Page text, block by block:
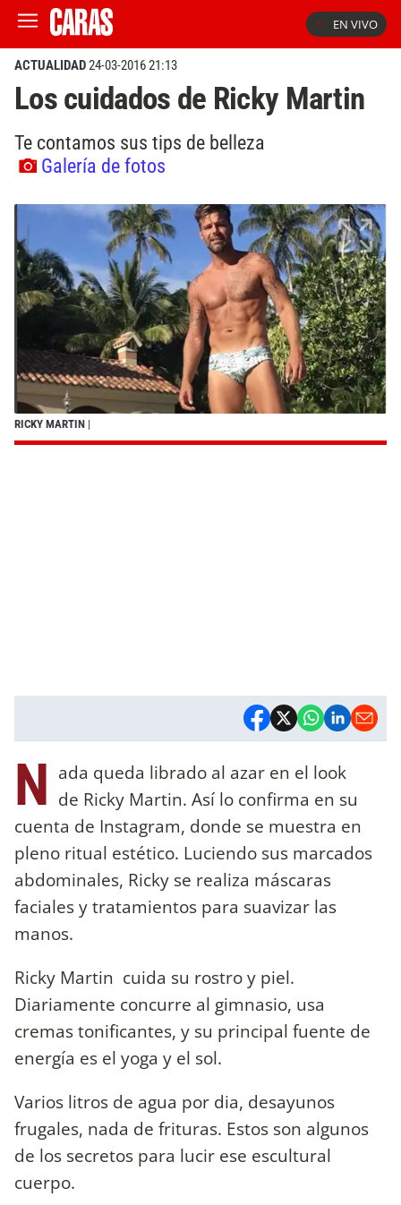
EN VIVO
ACTUALIDAD24-03-2016 21:13
Los cuidados de Ricky Martin
Te contamos sus tips de belleza
Galería de fotos
RICKY MARTIN |
N ada queda librado al azar en el look
de Ricky Martin. Así lo confirma en su
cuenta de Instagram, donde se muestra en
pleno ritual estético. Luciendo sus marcados
abdominales, Ricky se realiza máscaras
faciales y tratamientos para suavizar las
manos.
Ricky Martin cuida su rostro y piel.
Diariamente concurre al gimnasio, usa
cremas tonificantes, y su principal fuente de
energía es el yoga y el sol.
Varios litros de agua por dia, desayunos
frugales, nada de frituras. Estos son algunos
de los secretos para lucir ese escultural
cuerpo.